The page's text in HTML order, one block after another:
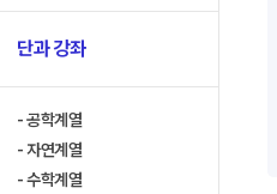
단과 강좌
공학계열
자연계열
수학계열